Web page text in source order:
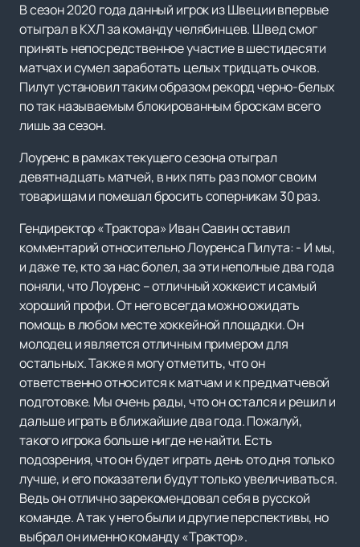
В сезон 2020 года данный игрок из Швеции впервые
отыграл в КХЛ за команду челябинцев. Швед смог
принять непосредственное участие в шестидесяти
матчах и сумел заработать целых тридцать очков.
Пилут установил таким образом рекорд черно-белых
по так называемым блокированным броскам всего
лишь за сезон.
Лоуренс в рамках текущего сезона отыграл
девятнадцать матчей, в них пять раз помог своим
товарищам и помешал бросить соперникам 30 раз.
Гендиректор «Трактора» Иван Савин оставил
комментарий относительно Лоуренса Пилута: - И мы,
и даже те, кто за нас болел, за эти неполные два года
поняли, что Лоуренс – отличный хоккеист и самый
хороший профи. От него всегда можно ожидать
помощь в любом месте хоккейной площадки. Он
молодец и является отличным примером для
остальных. Также я могу отметить, что он
ответственно относится к матчам и к предматчевой
подготовке. Мы очень рады, что он остался и решил и
дальше играть в ближайшие два года. Пожалуй,
такого игрока больше нигде не найти. Есть
подозрения, что он будет играть день ото дня только
лучше, и его показатели будут только увеличиваться.
Ведь он отлично зарекомендовал себя в русской
команде. А так у него были и другие перспективы, но
выбрал он именно команду «Трактор».